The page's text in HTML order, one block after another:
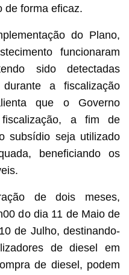
de forma eficaz.
do Plano,
funcionaram
sido detectadas
durante a fiscalização
que o Governo
a fim de
subsídio seja utilizado
beneficiando os
de dois meses,
do dia 11 de Maio de
de Julho, destinando-
de diesel em
de diesel, podem